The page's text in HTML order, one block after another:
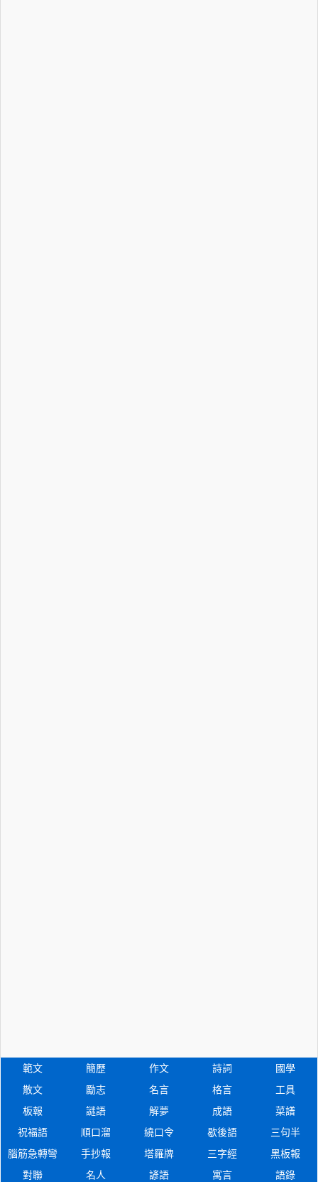
範文 簡歷 作文 詩詞
國學
散文
勵志 名言 格言
工具
板報
謎語 解夢 成語
菜譜
祝福語
順口溜 繞口令 歇後語
三句半
腦筋急轉彎
手抄報 塔羅牌 三字經
黑板報
對聯
名人 諺語 寓言 語錄